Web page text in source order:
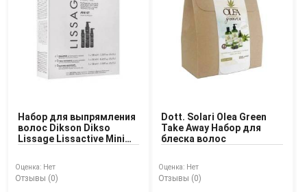
Набор для выпрямления
волос Dikson Dikso
Lissage Lissactive Mini
Оценка: Нет
Отзывы (0)
Dott. Solari Olea Green
Take Away Набор для
блеска волос
Оценка: Нет
Отзывы (0)